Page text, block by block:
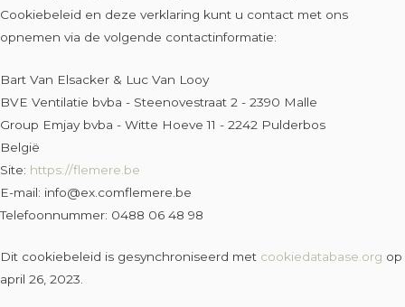
Cookiebeleid en deze verklaring kunt u contact met ons
opnemen via de volgende contactinformatie:
Bart Van Elsacker & Luc Van Looy
BVE Ventilatie bvba - Steenovestraat 2 - 2390 Malle
Group Emjay bvba - Witte Hoeve 11 - 2242 Pulderbos
België
Site: https://flemere.be
E-mail: info@ex.comflemere.be
Telefoonnummer: 0488 06 48 98
Dit cookiebeleid is gesynchroniseerd met cookiedatabase.org op
april 26, 2023.